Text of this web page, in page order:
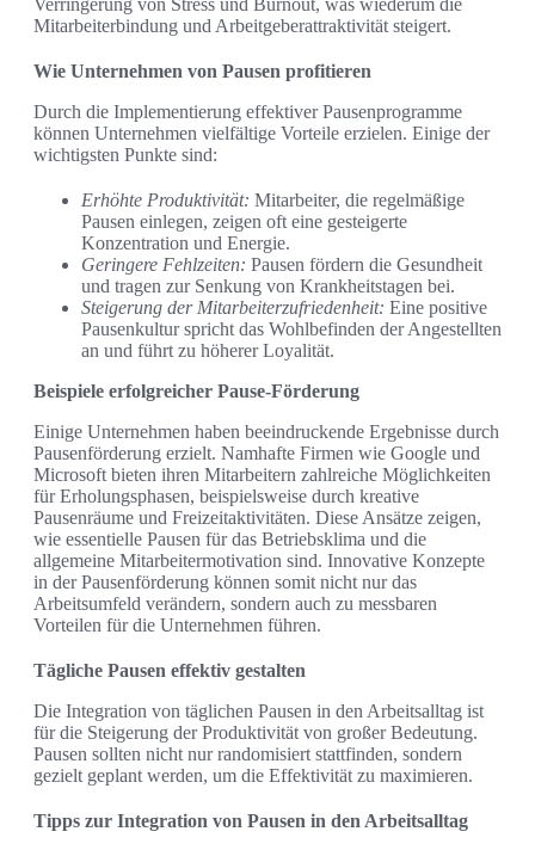
Verringerung von Stress und Burnout, was wiederum die
Mitarbeiterbindung und Arbeitgeberattraktivität steigert.
Wie Unternehmen von Pausen profitieren
Durch die Implementierung effektiver Pausenprogramme
können Unternehmen vielfältige Vorteile erzielen. Einige der
wichtigsten Punkte sind:
Erhöhte Produktivität: Mitarbeiter, die regelmäßige
Pausen einlegen, zeigen oft eine gesteigerte
Konzentration und Energie.
Geringere Fehlzeiten: Pausen fördern die Gesundheit
und tragen zur Senkung von Krankheitstagen bei.
Steigerung der Mitarbeiterzufriedenheit: Eine positive
Pausenkultur spricht das Wohlbefinden der Angestellten
an und führt zu höherer Loyalität.
Beispiele erfolgreicher Pause-Förderung
Einige Unternehmen haben beeindruckende Ergebnisse durch
Pausenförderung erzielt. Namhafte Firmen wie Google und
Microsoft bieten ihren Mitarbeitern zahlreiche Möglichkeiten
für Erholungsphasen, beispielsweise durch kreative
Pausenräume und Freizeitaktivitäten. Diese Ansätze zeigen,
wie essentielle Pausen für das Betriebsklima und die
allgemeine Mitarbeitermotivation sind. Innovative Konzepte
in der Pausenförderung können somit nicht nur das
Arbeitsumfeld verändern, sondern auch zu messbaren
Vorteilen für die Unternehmen führen.
Tägliche Pausen effektiv gestalten
Die Integration von täglichen Pausen in den Arbeitsalltag ist
für die Steigerung der Produktivität von großer Bedeutung.
Pausen sollten nicht nur randomisiert stattfinden, sondern
gezielt geplant werden, um die Effektivität zu maximieren.
Tipps zur Integration von Pausen in den Arbeitsalltag